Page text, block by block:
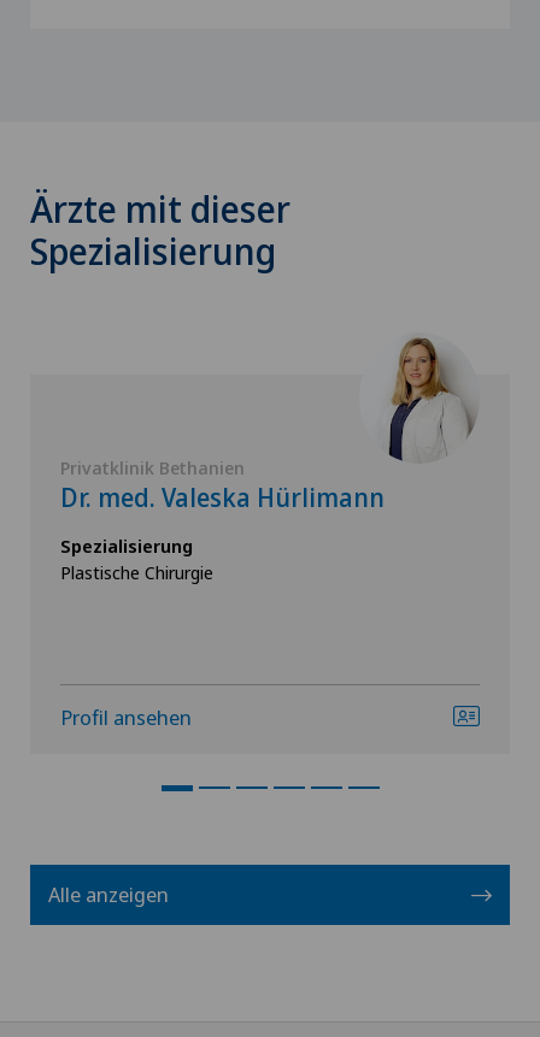
Ärzte mit dieser
Spezialisierung
Privatklinik Bethanien
Dr. med. Valeska Hürlimann
Spezialisierung
Plastische Chirurgie
Profil ansehen
Alle anzeigen